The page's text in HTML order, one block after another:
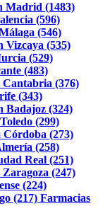
Madrid (1483)
(596)
(546)
Vizcaya (535)
(529)
(483)
Cantabria (376)
(343)
Badajoz (324)
(299)
Córdoba (273)
(258)
Real (251)
(247)
(224)
(217) Farmacias